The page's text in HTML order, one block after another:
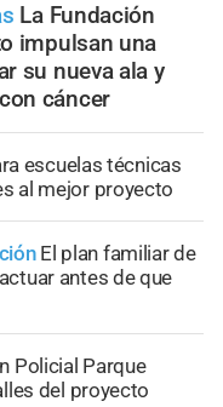
La Fundación
impulsan una
su nueva ala y
cáncer
escuelas técnicas
al mejor proyecto
El plan familiar de
antes de que
Policial Parque
del proyecto